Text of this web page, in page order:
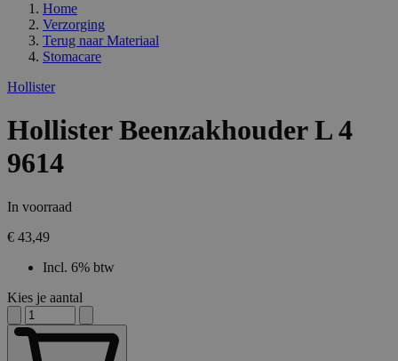
Home
Verzorging
Terug naar Materiaal
Stomacare
Hollister
Hollister Beenzakhouder L 4
9614
In voorraad
€ 43,49
Incl. 6% btw
Kies je aantal